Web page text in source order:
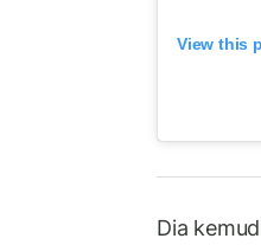
View this
Dia